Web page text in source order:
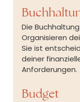
Die
Organisieren
Sie ist
deiner
Anforderungen.
Budget